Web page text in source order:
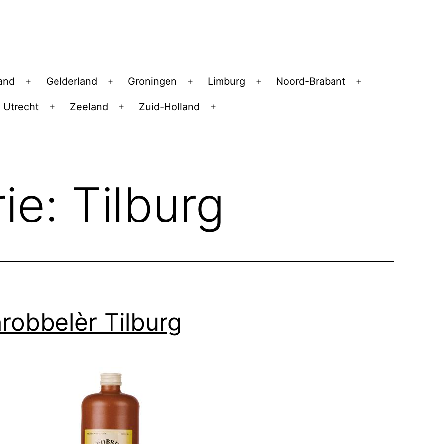
Open
menu
Gelderland
Open
menu
Groningen
Open
menu
Limburg
Open
Noord-Brabant
Utrecht
Open
Zeeland
Open
Zuid-Holland
Tilburg
Tilburg